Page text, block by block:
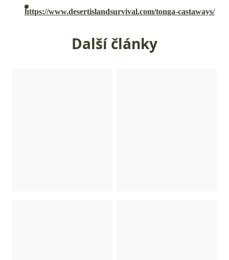
https://www.desertislandsurvival.com/tonga-castaways/
Další články